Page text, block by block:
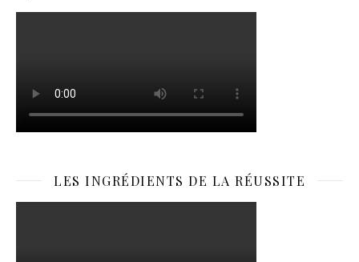
LES INGRÉDIENTS DE LA RÉUSSITE